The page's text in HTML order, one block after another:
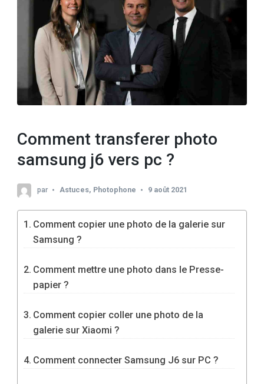
Comment transferer photo
samsung j6 vers pc ?
par Astuces, Photophone 9 août 2021
Comment copier une photo de la galerie sur
Samsung ?
Comment mettre une photo dans le Presse-
papier ?
Comment copier coller une photo de la
galerie sur Xiaomi ?
Comment connecter Samsung J6 sur PC ?